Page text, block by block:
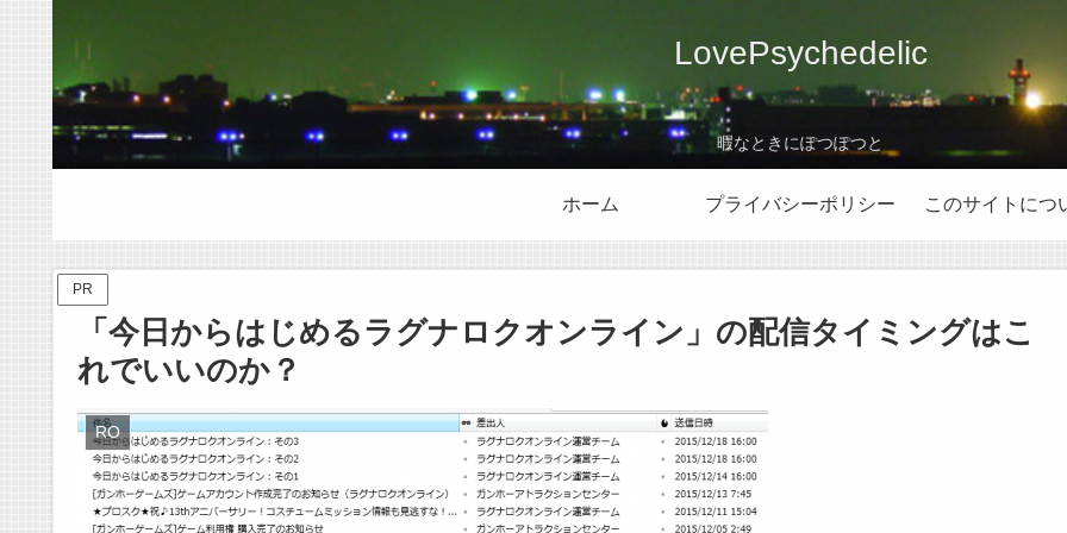
LovePsychedelic
暇なときにぽつぽつと
ホーム プライバシーポリシー このサイトにつ
PR
「今日からはじめるラグナロクオンライン」の配信タイミングはこ
れでいいのか？
RO